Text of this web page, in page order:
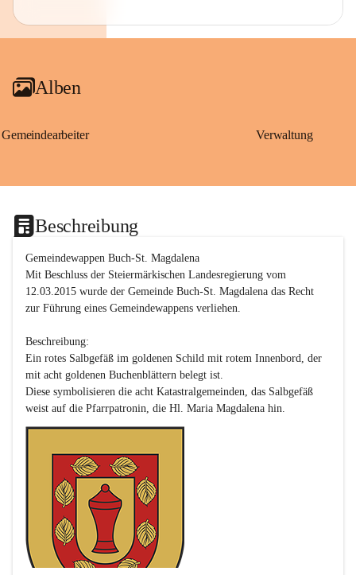
Alben
Gemeindearbeiter Verwaltung
Beschreibung
Gemeindewappen Buch-St. Magdalena
Mit Beschluss der Steiermärkischen Landesregierung vom
12.03.2015 wurde der Gemeinde Buch-St. Magdalena das Recht
zur Führung eines Gemeindewappens verliehen.
Beschreibung:
Ein rotes Salbgefäß im goldenen Schild mit rotem Innenbord, der
mit acht goldenen Buchenblättern belegt ist.
Diese symbolisieren die acht Katastralgemeinden, das Salbgefäß